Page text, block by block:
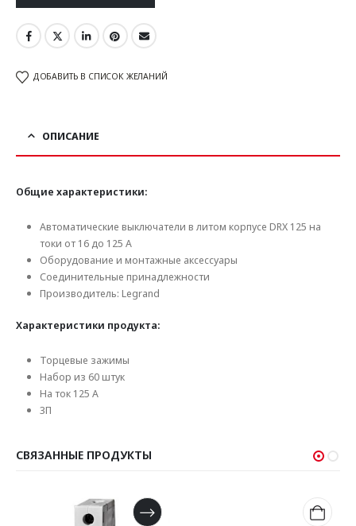
ДОБАВИТЬ В СПИСОК ЖЕЛАНИЙ
ОПИСАНИЕ
Общие характеристики:
Автоматические выключатели в литом корпусе DRX 125 на
токи от 16 до 125 А
Оборудование и монтажные аксессуары
Соединительные принадлежности
Производитель: Legrand
Характеристики продукта:
Торцевые зажимы
Набор из 60 штук
На ток 125 А
3П
СВЯЗАННЫЕ ПРОДУКТЫ